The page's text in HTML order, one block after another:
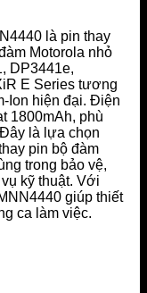
là pin thay
Motorola nhỏ
DP3441e,
E Series tương
Ion hiện đại. Điện
1800mAh, phù
là lựa chọn
pin bộ đàm
trong bảo vệ,
kỹ thuật. Với
giúp thiết
ca làm việc.